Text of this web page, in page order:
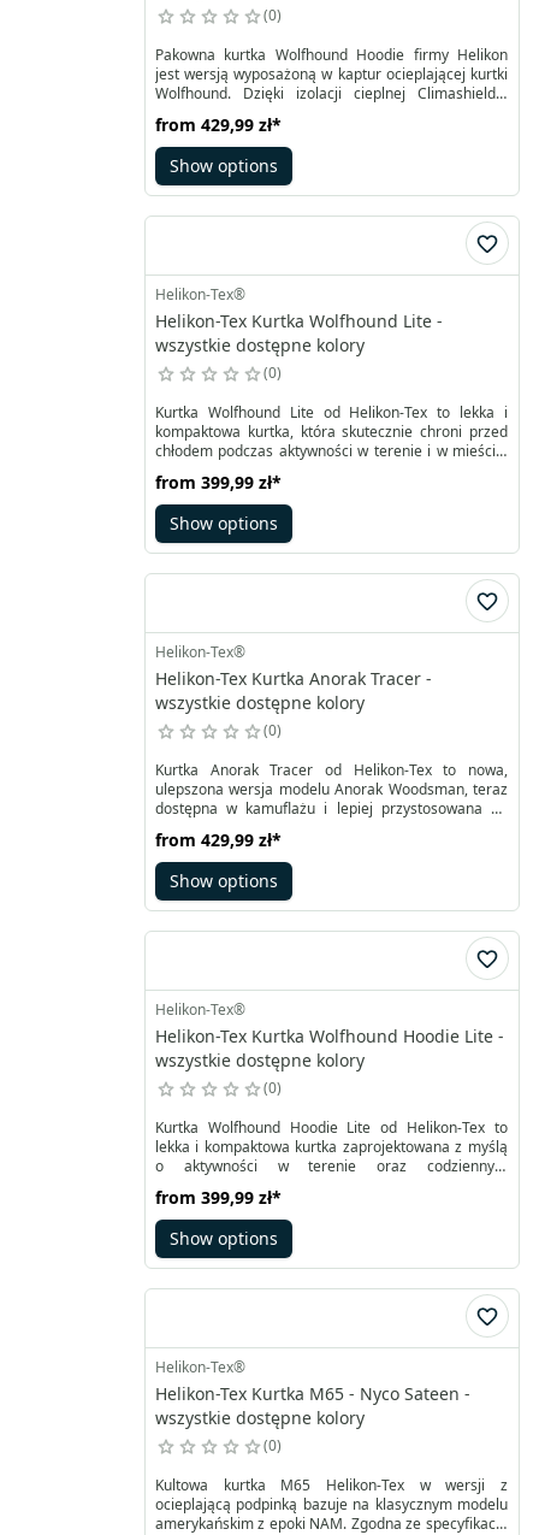
0
Pakowna kurtka Wolfhound Hoodie firmy Helikon
jest wersją wyposażoną w kaptur ocieplającej kurtki
Wolfhound. Dzięki izolacji cieplnej Climashield®
zewnętrzna uszyta z WindPack® Nylon® zapewnia
optymalną ochronę przed chłodem czy wiatrem.
Dodatkowe wstawki z tkaniny VersaStretch pod
pachami umożliwiają lepszą wentylację.
from 429,99 zł*
Show options
Helikon-Tex®
Helikon-Tex Kurtka Wolfhound Lite -
wszystkie dostępne kolory
0
Kurtka Wolfhound Lite od Helikon-Tex to lekka i
kompaktowa kurtka, która skutecznie chroni przed
chłodem podczas aktywności w terenie i w mieście.
taktycznym i codziennym – posiada pełny zamek
oraz panele rzepowe na ramionach do
personalizacji. Wykonana z lekkiego,
szybkoschnącego materiału, zapewnia lepszą
from 399,99 zł*
Show options
Helikon-Tex®
Helikon-Tex Kurtka Anorak Tracer -
wszystkie dostępne kolory
0
Kurtka Anorak Tracer od Helikon-Tex to nowa,
ulepszona wersja modelu Anorak Woodsman, teraz
dostępna w kamuflażu i lepiej przystosowana do
modeli, cały materiał kurtki, w tym plecy, jest
wykonany z tego samego rodzaju tkaniny, co
zapewnia jednolity kamuflaż i lepsze właściwości
maskujące. Kurtka została wyposażona w dodatkowe
więcej punktów regulacji, co umożliwia lepsze
from 429,99 zł*
Show options
Helikon-Tex®
Helikon-Tex Kurtka Wolfhound Hoodie Lite -
wszystkie dostępne kolory
0
Kurtka Wolfhound Hoodie Lite od Helikon-Tex to
lekka i kompaktowa kurtka zaprojektowana z myślą
o aktywności w terenie oraz codziennym
zapewniając jednocześnie swobodę i komfort
noszenia. Wyposażona jest w kaptur oraz zapięcie
typu half-zip, które pomagają zatrzymać ciepło i
chronią przed wiatrem. Lekki, szybkoschnący
from 399,99 zł*
Show options
Helikon-Tex®
Helikon-Tex Kurtka M65 - Nyco Sateen -
wszystkie dostępne kolory
0
Kultowa kurtka M65 Helikon-Tex w wersji z
ocieplającą podpinką bazuje na klasycznym modelu
amerykańskim z epoki NAM. Zgodna ze specyfikacją